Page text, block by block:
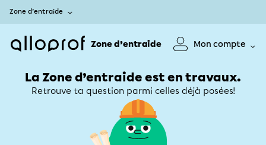
Zone d’entraide
Zone d’entraide Mon compte
La Zone d’entraide est en travaux.
Retrouve ta question parmi celles déjà posées!